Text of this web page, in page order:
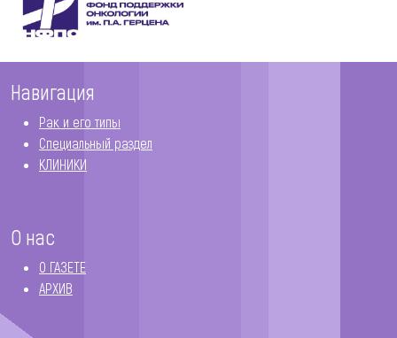
Навигация
Рак и его типы
Специальный раздел
КЛИНИКИ
О нас
О ГАЗЕТЕ
АРХИВ